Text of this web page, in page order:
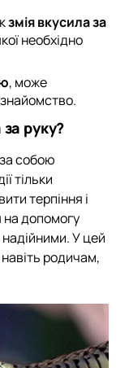
змія вкусила за
необхідно
, може
руку?
собою
тільки
терпіння і
на допомогу
У цей
родичам,